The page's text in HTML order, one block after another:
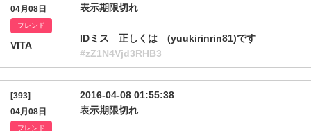
04月08日
フレンド
VITA
表示期限切れ
IDミス 正しくは (yuukirinrin81)です
#zZ1N4Vjd3RHB3
[393]
04月08日
フレンド
2016-04-08 01:55:38
表示期限切れ